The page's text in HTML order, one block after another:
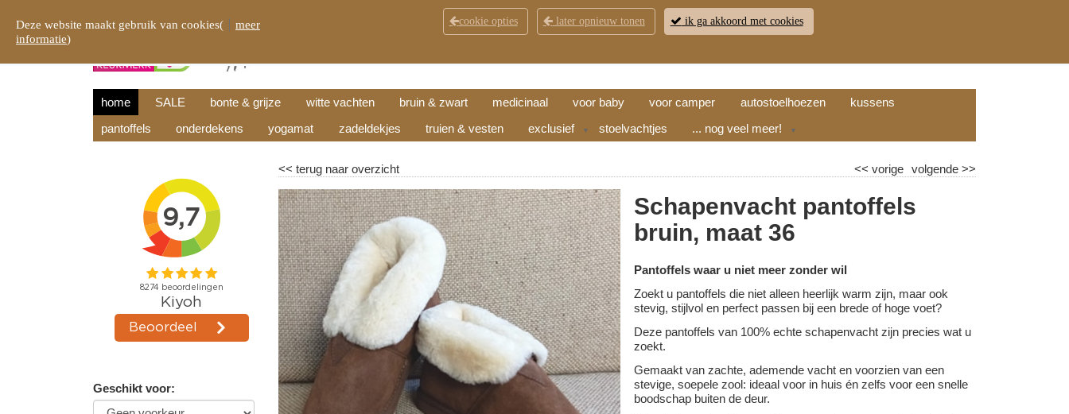
KLANTENSERVICE CONTACT OPENINGSTIJDEN RETOUR WINKELWAGEN (
home SALE bonte & grijze witte vachten bruin & zwart medicinaal voor baby voor camper autostoelhoezen
kussens
pantoffels
onderdekens yogamat zadeldekjes truien & vesten exclusief ▼ stoelvachtjes ... nog veel meer! ▼
Geschikt voor:
<<terug naar overzicht volgende>>
<< vorige
Schapenvacht pantoffels
bruin, maat 36
Pantoffels waar u niet meer zonder wil
Zoekt u pantoffels die niet alleen heerlijk warm zijn, maar ook
stevig, stijlvol en perfect passen bij een brede of hoge voet?
Deze pantoffels van 100% echte schapenvacht zijn precies wat u
zoekt.
Gemaakt van zachte, ademende vacht en voorzien van een
stevige, soepele zool: ideaal voor in huis én zelfs voor een snelle
boodschap buiten de deur.
Deze website maakt gebruik van cookies(
meer
informatie)
cookie opties later opnieuw tonen ik ga akkoord met cookies